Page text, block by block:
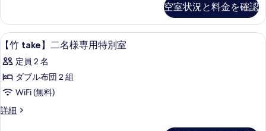
示
す
る
る
客
室
の
す
べ
て
の
バ
ス
付
一
般
室
の
詳
空室状況と料金を確認
【竹
take】
二
名
様
専
1
【竹 take】二名様専用特別室
定員 2 名
ダブル布団 2 組
WiFi (無料)
詳細
【竹